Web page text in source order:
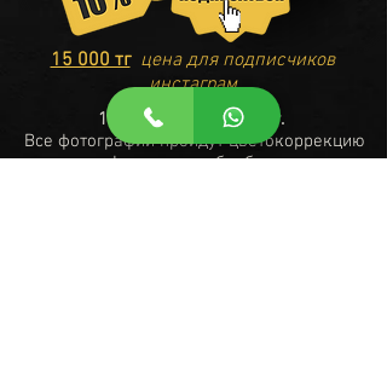
15 000 тг цена для подписчиков
инстаграм
1 час съемки 17 000 тг.
Все фотографии пройдут цветокоррекцию
и фирменную обработку.